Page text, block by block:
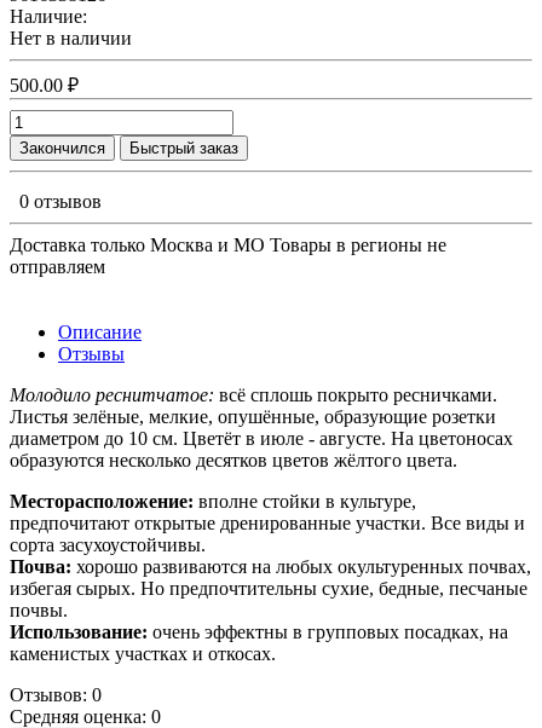
Наличие:
Нет в наличии
500.00 ₽
Закончился Быстрый заказ
0 отзывов
Доставка только Москва и МО Товары в регионы не
отправляем
Описание
Отзывы
Молодило реснитчатое: всё сплошь покрыто ресничками.
Листья зелёные, мелкие, опушённые, образующие розетки
диаметром до 10 см. Цветёт в июле - августе. На цветоносах
образуются несколько десятков цветов жёлтого цвета.
Месторасположение: вполне стойки в культуре,
предпочитают открытые дренированные участки. Все виды и
сорта засухоустойчивы.
Почва: хорошо развиваются на любых окультуренных почвах,
избегая сырых. Но предпочтительны сухие, бедные, песчаные
почвы.
Использование: очень эффектны в групповых посадках, на
каменистых участках и откосах.
Отзывов: 0
Средняя оценка: 0